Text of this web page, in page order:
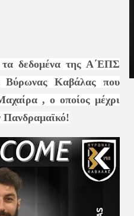
δεδομένα της Α΄ΕΠΣ
Βύρωνας Καβάλας που
, ο οποίος μέχρι
Πανδραμαϊκό!